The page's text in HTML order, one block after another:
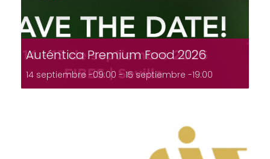
Auténtica Premium Food 2026
14 septiembre -09:00 -15 septiembre -19:00